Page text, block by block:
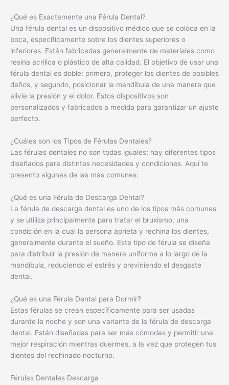
¿Qué es Exactamente una Férula Dental?
Una férula dental es un dispositivo médico que se coloca en la
boca, específicamente sobre los dientes superiores o
inferiores. Están fabricadas generalmente de materiales como
resina acrílica o plástico de alta calidad. El objetivo de usar una
férula dental es doble: primero, proteger los dientes de posibles
daños, y segundo, posicionar la mandíbula de una manera que
alivie la presión y el dolor. Estos dispositivos son
personalizados y fabricados a medida para garantizar un ajuste
perfecto.
¿Cuáles son los Tipos de Férulas Dentales?
Las férulas dentales no son todas iguales; hay diferentes tipos
diseñados para distintas necesidades y condiciones. Aquí te
presento algunas de las más comunes:
¿Qué es una Férula de Descarga Dental?
La férula de descarga dental es uno de los tipos más comunes
y se utiliza principalmente para tratar el bruxismo, una
condición en la cual la persona aprieta y rechina los dientes,
generalmente durante el sueño. Este tipo de férula se diseña
para distribuir la presión de manera uniforme a lo largo de la
mandíbula, reduciendo el estrés y previniendo el desgaste
dental.
¿Qué es una Férula Dental para Dormir?
Estas férulas se crean específicamente para ser usadas
durante la noche y son una variante de la férula de descarga
dental. Están diseñadas para ser más cómodas y permitir una
mejor respiración mientras duermes, a la vez que protegen tus
dientes del rechinado nocturno.
Férulas Dentales Descarga